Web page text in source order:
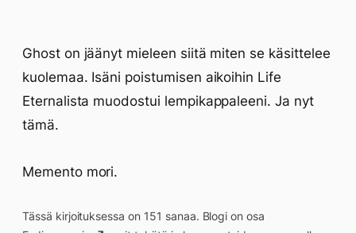
Ghost on jäänyt mieleen siitä miten se käsittelee
kuolemaa. Isäni poistumisen aikoihin Life
Eternalista muodostui lempikappaleeni. Ja nyt
tämä.
Memento mori.
Tässä kirjoituksessa on 151 sanaa. Blogi on osa